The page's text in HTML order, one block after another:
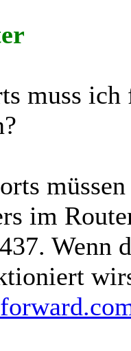
muss
im
Wenn